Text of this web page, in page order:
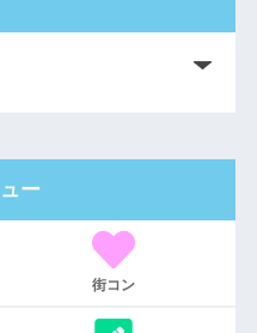
ー
街コン